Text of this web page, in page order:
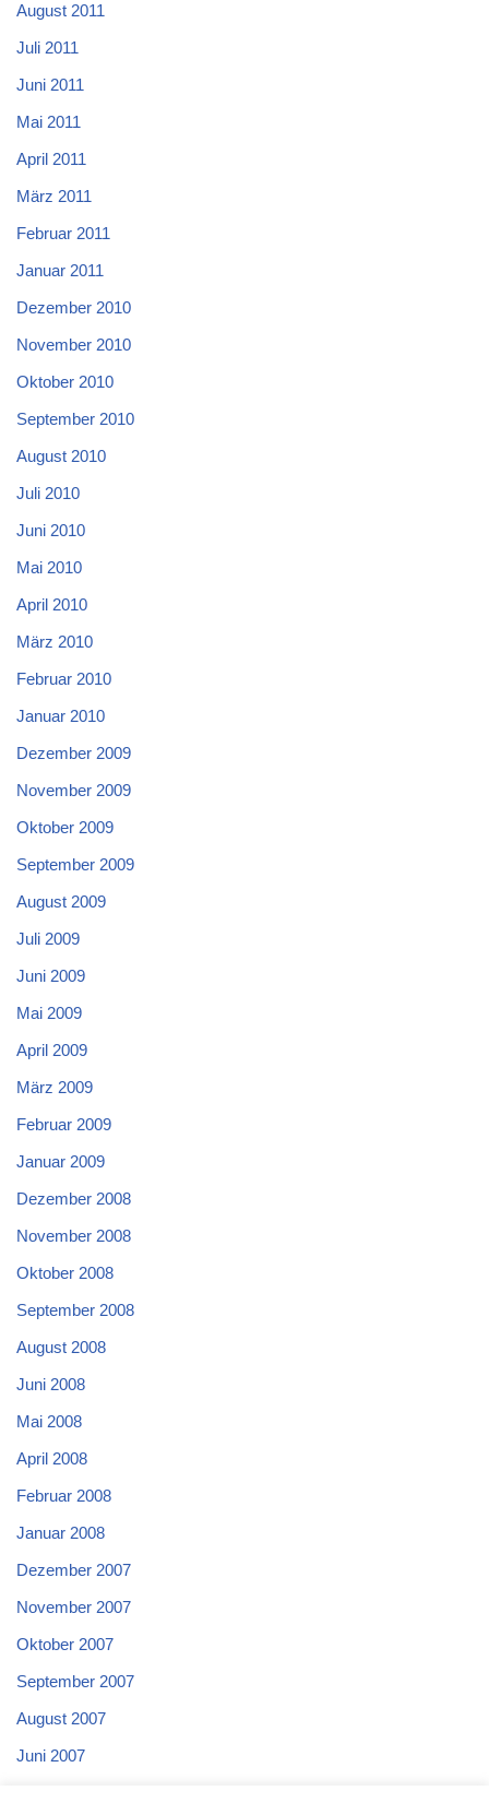
August 2011
Juli 2011
Juni 2011
Mai 2011
April 2011
März 2011
Februar 2011
Januar 2011
Dezember 2010
November 2010
Oktober 2010
September 2010
August 2010
Juli 2010
Juni 2010
Mai 2010
April 2010
März 2010
Februar 2010
Januar 2010
Dezember 2009
November 2009
Oktober 2009
September 2009
August 2009
Juli 2009
Juni 2009
Mai 2009
April 2009
März 2009
Februar 2009
Januar 2009
Dezember 2008
November 2008
Oktober 2008
September 2008
August 2008
Juni 2008
Mai 2008
April 2008
Februar 2008
Januar 2008
Dezember 2007
November 2007
Oktober 2007
September 2007
August 2007
Juni 2007